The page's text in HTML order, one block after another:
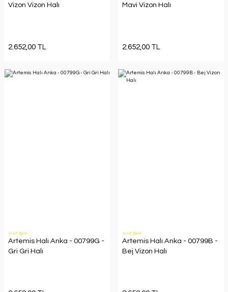
Vizon Vizon Halı
2.652,00 TL
Mavi Vizon Halı
2.652,00 TL
منتج جديد
Artemis Halı Anka - 00799G -
Gri Gri Halı
منتج جديد
Artemis Halı Anka - 00799B -
Bej Vizon Halı